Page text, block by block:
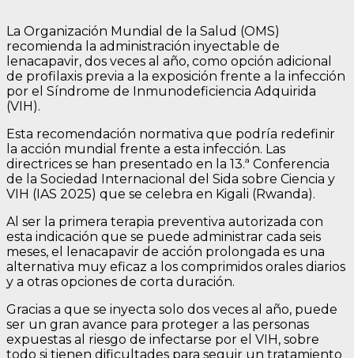
La Organización Mundial de la Salud (OMS)
recomienda la administración inyectable de
lenacapavir, dos veces al año, como opción adicional
de profilaxis previa a la exposición frente a la infección
por el Síndrome de Inmunodeficiencia Adquirida
(VIH).
Esta recomendación normativa que podría redefinir
la acción mundial frente a esta infección. Las
directrices se han presentado en la 13.ª Conferencia
de la Sociedad Internacional del Sida sobre Ciencia y
VIH (IAS 2025) que se celebra en Kigali (Rwanda).
Al ser la primera terapia preventiva autorizada con
esta indicación que se puede administrar cada seis
meses, el lenacapavir de acción prolongada es una
alternativa muy eficaz a los comprimidos orales diarios
y a otras opciones de corta duración.
Gracias a que se inyecta solo dos veces al año, puede
ser un gran avance para proteger a las personas
expuestas al riesgo de infectarse por el VIH, sobre
todo si tienen dificultades para seguir un tratamiento